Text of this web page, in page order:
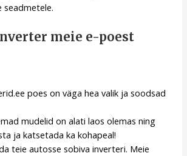
seadmetele.
meie e-poest
poes on väga hea valik ja soodsad
mudelid on alati laos olemas ning
ja katsetada ka kohapeal!
teie autosse sobiva inverteri. Meie